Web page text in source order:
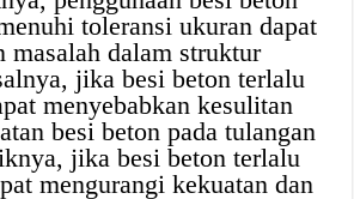
toleransi ukuran dapat
masalah dalam struktur
jika besi beton terlalu
menyebabkan kesulitan
besi beton pada tulangan
jika besi beton terlalu
mengurangi kekuatan dan